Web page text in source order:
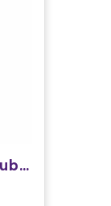
TIRANA LARGE - Dubbelwandig drinkglas 450ml